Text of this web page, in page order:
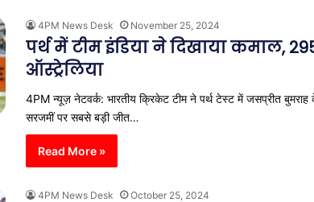
4PM News Desk November 25, 2024
पर्थ में टीम इंडिया ने दिखाया कमाल,
ऑस्ट्रेलिया
4PM न्यूज़ नेटवर्क: भारतीय क्रिकेट टीम ने पर्थ टेस्ट में जसप्रीत
सरजमीं पर सबसे बड़ी जीत…
Read More »
4PM News Desk October 25, 2024